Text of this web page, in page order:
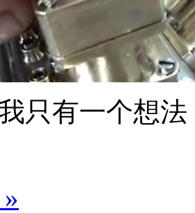
只有一个想